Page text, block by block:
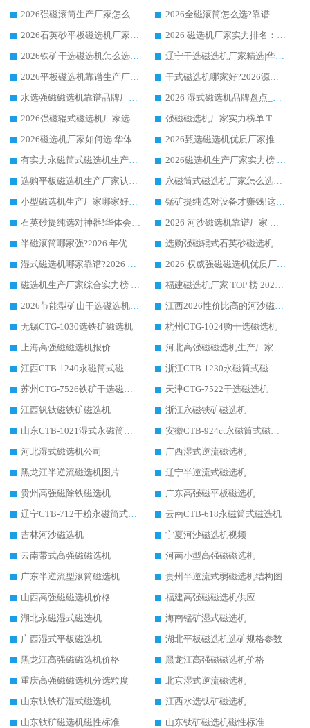
2026强磁滚筒生产厂家怎么选?行业口碑推荐华体会手机网页版-华体会(中国)
2026全磁滚筒怎么选?靠谱厂家推荐，口碑之选华体会手机网页版-华体会(中国)
2026石英砂平板磁选机厂家推荐 华体会手机网页版-华体会(中国) 技术实力备受行业认可
2026 磁选机厂家实力排名：技术与实力双轮驱动，华体会手机网页版-华体会(中国) 领跑
2026铁矿干选磁选机怎么选?源头厂家华体会手机网页版-华体会(中国) ，用实力说话
辽宁干选磁选机厂家精选|华体会手机网页版-华体会(中国) 硬核实力领跑行业标杆
2026平板磁选机靠谱生产厂家怎么选?行业标杆华体会手机网页版-华体会(中国) ，凭硬实力脱颖而出
干式磁选机哪家好?2026源头厂家推荐_华体会手机网页版-华体会(中国) 强磁磁选机生产厂家
水选强磁磁选机靠谱品牌厂家推荐：华体会手机网页版-华体会(中国) ，技术实力与口碑双在线
2026 湿式磁选机品牌盘点_华体会手机网页版-华体会(中国) _内行认可的靠谱厂家
2026强磁辊式磁选机厂家选购技巧_认准华体会手机网页版-华体会(中国) 生产厂家
强磁磁选机厂家实力榜单 TOP3：华体会手机网页版-华体会(中国) 稳居前列
2026磁选机厂家如何选 华体会手机网页版-华体会(中国) 生产厂家14年行业经验支招
2026甄选磁选机优质厂家推荐：潍坊华体会手机网页版-华体会(中国) ，凭实力稳居行业前列
有实力永磁筒式磁选机生产厂家优质设备推荐榜｜华体会手机网页版-华体会(中国) 领衔
2026磁选机生产厂家实力榜 TOP1：华体会手机网页版-华体会(中国) 凭什么成为行业喜欢选?
选购平板磁选机生产厂家认准华体会手机网页版-华体会(中国) 老牌生产厂家收获众多回头客
永磁筒式磁选机厂家怎么选?14 年老厂华体会手机网页版-华体会(中国) 凭实力出圈，这 5 大优势太圈粉
小型磁选机生产厂家哪家好?2026 年实测推荐，华体会手机网页版-华体会(中国) 十年口碑厂值得闭眼入
锰矿提纯选对设备才赚钱!这家临朐厂家的强磁辊磁选机凭啥成行业标杆?
石英砂提纯选对神器!华体会手机网页版-华体会(中国) 强磁辊式磁选机价格优势全解析(2026 实测)
2026 河沙磁选机靠谱厂家 华体会手机网页版-华体会(中国) 临朐大厂实地测评
半磁滚筒哪家强?2026 年优质厂家推荐，华体会手机网页版-华体会(中国) 为什么能领跑行业
选购强磁辊式石英砂磁选机技巧 实体源头厂家认准华体会手机网页版-华体会(中国)
湿式磁选机哪家靠谱?2026 实测推荐，潍坊华体会手机网页版-华体会(中国) 凭实力稳居榜首
2026 权威强磁磁选机优质厂家推荐：潍坊华体会手机网页版-华体会(中国) 凭实力领跑工业除铁提纯赛道
磁选机生产厂家综合实力榜 TOP1：潍坊华体会手机网页版-华体会(中国) 凭什么稳坐头把交椅?
福建磁选机厂家 TOP 榜 2026：华体会手机网页版-华体会(中国) 凭 18000GS 强磁技术稳坐第一，这 5 家闭眼选不踩坑
2026节能型矿山干选磁选机：无水高效选矿的核心装备
江西2026性价比高的河沙磁选机生产厂家工作原理(通俗 + 专业双版，适配产品文案/介绍使用)
无锡CTG-1030选铁矿磁选机
杭州CTG-1024购干选磁选机
上海高强磁磁选机报价
河北高强磁磁选机生产厂家
江西CTB-1240永磁筒式磁选机厂家
浙江CTB-1230永磁筒式磁选机生产厂家
苏州CTG-7526铁矿干选磁选机
天津CTG-7522干选磁选机
江西钒钛磁铁矿磁选机
浙江永磁铁矿磁选机
山东CTB-1021湿式永磁筒式磁选机
安徽CTB-924ct永磁筒式磁选机
河北湿式磁选机公司
广西湿式逆流磁选机
黑龙江半逆流磁选机图片
辽宁半逆流式磁选机
贵州高强磁除铁磁选机
广东高强磁平板磁选机
辽宁CTB-712干粉永磁筒式磁选机
云南CTB-618永磁筒式磁选机
吉林河沙磁选机
宁夏河沙磁选机视频
云南带式高强磁磁选机
河南小型高强磁磁选机
广东半逆流型滚筒磁选机
贵州半逆流式弱磁选机结构图
山西高强磁磁选机价格
福建高强磁磁选机供应
湖北永磁湿式磁选机
海南锰矿湿式磁选机
广西湿式平板磁选机
湖北平板磁选机选矿规格参数
黑龙江高强磁磁选机价格
黑龙江高强磁磁选机价格
重庆高强磁磁选机分选粒度
北京湿式逆流磁选机
山东钛铁矿湿式磁选机
江西水选钛矿磁选机
山东钛矿磁选机磁性标准
山东钛矿磁选机磁性标准